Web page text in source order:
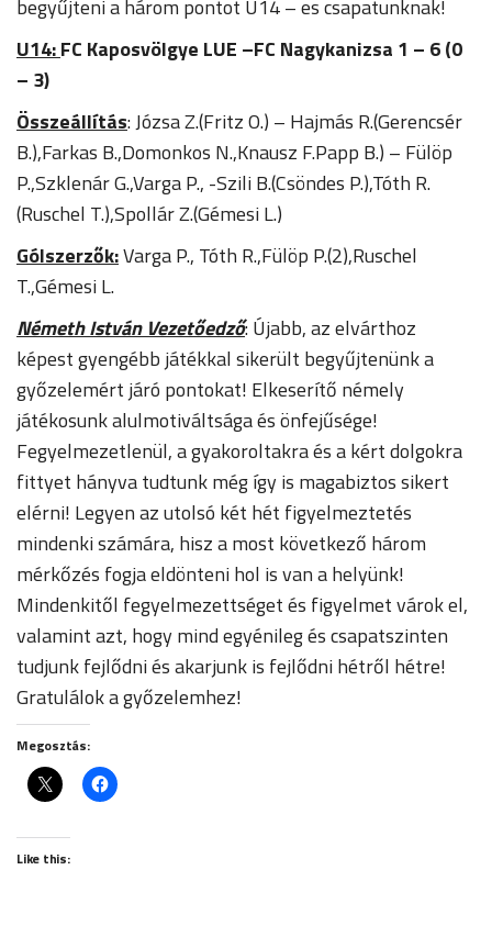
begyűjteni a három pontot U14 – es csapatunknak!
U14:FC Kaposvölgye LUE –FC Nagykanizsa 1 – 6 (0
– 3)
Összeállítás: Józsa Z.(Fritz O.) – Hajmás R.(Gerencsér
B.),Farkas B.,Domonkos N.,Knausz F.Papp B.) – Fülöp
P.,Szklenár G.,Varga P., -Szili B.(Csöndes P.),Tóth R.
(Ruschel T.),Spollár Z.(Gémesi L.)
Gólszerzők:Varga P., Tóth R.,Fülöp P.(2),Ruschel
T.,Gémesi L.
Németh István Vezetőedző: Újabb, az elvárthoz
képest gyengébb játékkal sikerült begyűjtenünk a
győzelemért járó pontokat! Elkeserítő némely
játékosunk alulmotiváltsága és önfejűsége!
Fegyelmezetlenül, a gyakoroltakra és a kért dolgokra
fittyet hányva tudtunk még így is magabiztos sikert
elérni! Legyen az utolsó két hét figyelmeztetés
mindenki számára, hisz a most következő három
mérkőzés fogja eldönteni hol is van a helyünk!
Mindenkitől fegyelmezettséget és figyelmet várok el,
valamint azt, hogy mind egyénileg és csapatszinten
tudjunk fejlődni és akarjunk is fejlődni hétről hétre!
Gratulálok a győzelemhez!
Megosztás:
Like this: